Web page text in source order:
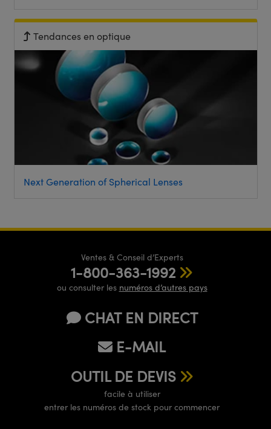
Tendances en optique
Next Generation of Spherical Lenses
Ventes & Conseil d’Experts
1-800-363-1992
ou consulter les numéros d’autres pays
CHAT EN DIRECT
E-MAIL
OUTIL DE DEVIS
facile à utiliser
entrer les numéros de stock pour commencer